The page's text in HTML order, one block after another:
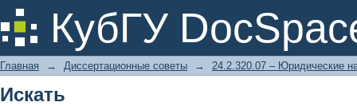
КубГУ
Искать
Главная → Диссертационные советы → 24.2.320.07 – Юридические
Искать